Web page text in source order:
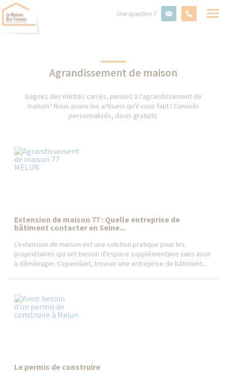
Une question ?
Agrandissement de maison
Gagnez des mètres carrés, pensez à l'agrandissement de
maison ! Nous avons les artisans qu'il vous faut ! Conseils
personnalisés, devis gratuits.
Extension de maison 77 : Quelle entreprise de
bâtiment contacter en Seine...
L'extension de maison est une solution pratique pour les
propriétaires qui ont besoin d'espace supplémentaire sans avoir
à déménager. Cependant, trouver une entreprise de bâtiment...
Le permis de construire